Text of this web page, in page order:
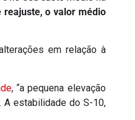
reajuste, o valor médio
em relação à
, “a pequena elevação
estabilidade do S-10,